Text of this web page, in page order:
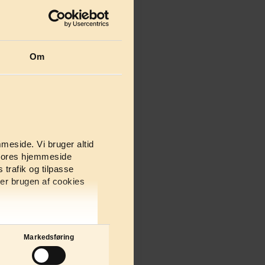
Om
Vi bruger altid
hjemmeside
trafik og tilpasse
brugen af cookies
Markedsføring
at gøre dette,
hvilket kan
der vare,
råd til. I den
der
tidspunkt
renter og
Spar